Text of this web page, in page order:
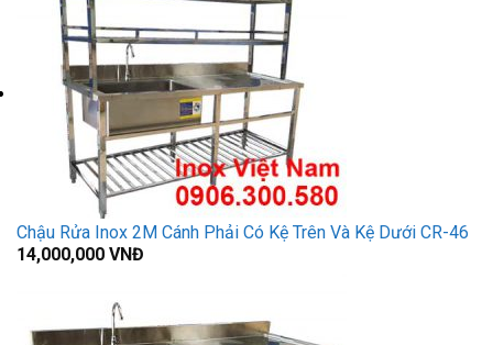
Chậu Rửa Inox 2M Cánh Phải Có Kệ Trên Và Kệ Dưới CR-46
14,000,000 VNĐ